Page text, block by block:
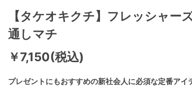
プレゼントにもおすすめの新社会人に必須な定番アイ
【タケオキクチ】フレッシャー
通しマチ
￥7,150(税込)